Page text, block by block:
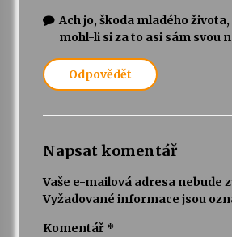
Ach jo, škoda mladého života,
mohl-li si za to asi sám svou
Odpovědět
Napsat komentář
Vaše e-mailová adresa nebude
Vyžadované informace jsou
Komentář *